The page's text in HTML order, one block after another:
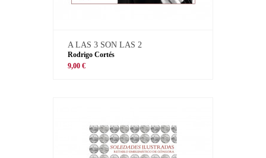
A LAS 3 SON LAS 2
Rodrigo Cortés
9,00 €